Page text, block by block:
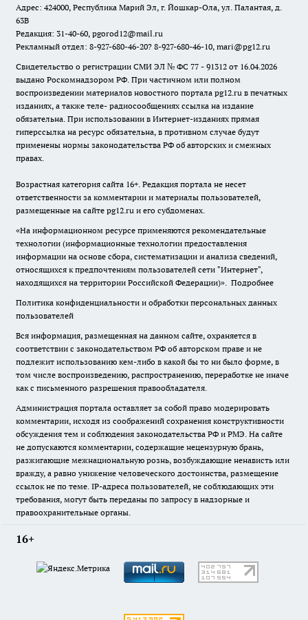
Адрес: 424000, Республика Марий Эл, г. Йошкар-Ола, ул. Палантая, д.
63В
Редакция: 31-40-60, pgorod12@mail.ru
Рекламный отдел: 8-927-680-46-20? 8-927-680-46-10, mari@pg12.ru
Свидетельство о регистрации СМИ ЭЛ № ФС 77 - 91312 от 16.04.2026
выдано Роскомнадзором РФ. При частичном или полном
воспроизведении материалов новостного портала pg12.ru в печатных
изданиях, а также теле- радиосообщениях ссылка на издание
обязательна. При использовании в Интернет-изданиях прямая
гиперссылка на ресурс обязательна, в противном случае будут
применены нормы законодательства РФ об авторских и смежных
правах.
Возрастная категория сайта 16+. Редакция портала не несет
ответственности за комментарии и материалы пользователей,
размещенные на сайте pg12.ru и его субдоменах.
«На информационном ресурсе применяются рекомендательные
технологии (информационные технологии предоставления
информации на основе сбора, систематизации и анализа сведений,
относящихся к предпочтениям пользователей сети "Интернет",
находящихся на территории Российской Федерации)». Подробнее
Политика конфиденциальности и обработки персональных данных
пользователей
Вся информация, размещенная на данном сайте, охраняется в
соответствии с законодательством РФ об авторском праве и не
подлежит использованию кем-либо в какой бы то ни было форме, в
том числе воспроизведению, распространению, переработке не иначе
как с письменного разрешения правообладателя.
Администрация портала оставляет за собой право модерировать
комментарии, исходя из соображений сохранения конструктивности
обсуждения тем и соблюдения законодательства РФ и РМЭ. На сайте
не допускаются комментарии, содержащие нецензурную брань,
разжигающие межнациональную рознь, возбуждающие ненависть или
вражду, а равно унижение человеческого достоинства, размещение
ссылок не по теме. IP-адреса пользователей, не соблюдающих эти
требования, могут быть переданы по запросу в надзорные и
правоохранительные органы.
16+